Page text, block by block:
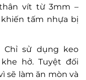
vít từ 3mm –
tấm nhựa bị
Chỉ sử dụng keo
hở. Tuyệt đối
sẽ làm ăn mòn và